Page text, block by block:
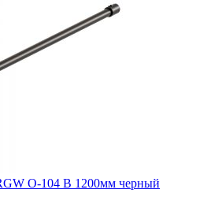
O-104 B 1200мм черный